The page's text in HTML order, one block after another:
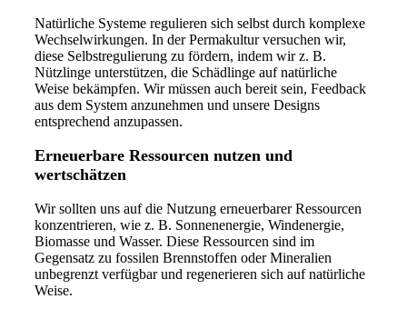
Natürliche Systeme regulieren sich selbst durch komplexe
Wechselwirkungen. In der Permakultur versuchen wir,
diese Selbstregulierung zu fördern, indem wir z. B.
Nützlinge unterstützen, die Schädlinge auf natürliche
Weise bekämpfen. Wir müssen auch bereit sein, Feedback
aus dem System anzunehmen und unsere Designs
entsprechend anzupassen.
Erneuerbare Ressourcen nutzen und
wertschätzen
Wir sollten uns auf die Nutzung erneuerbarer Ressourcen
konzentrieren, wie z. B. Sonnenenergie, Windenergie,
Biomasse und Wasser. Diese Ressourcen sind im
Gegensatz zu fossilen Brennstoffen oder Mineralien
unbegrenzt verfügbar und regenerieren sich auf natürliche
Weise.